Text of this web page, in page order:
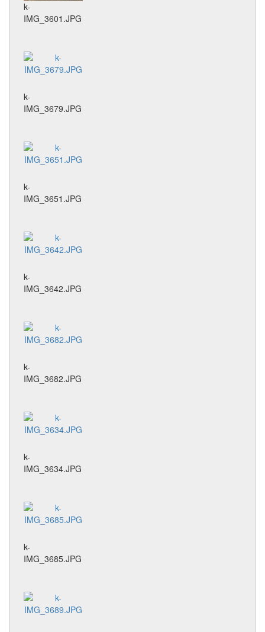
k-
IMG_3601.JPG
k-
IMG_3679.JPG
k-
IMG_3651.JPG
k-
IMG_3642.JPG
k-
IMG_3682.JPG
k-
IMG_3634.JPG
k-
IMG_3685.JPG